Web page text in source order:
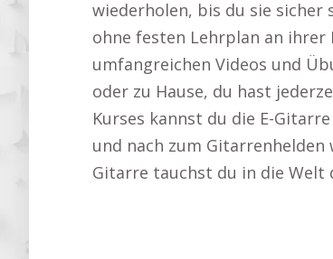
wiederholen, bis du sie
ohne festen Lehrplan an ihrer
umfangreichen Videos und
oder zu Hause, du hast
Kurses kannst du die E-
und nach zum
Gitarre tauchst du in die Welt